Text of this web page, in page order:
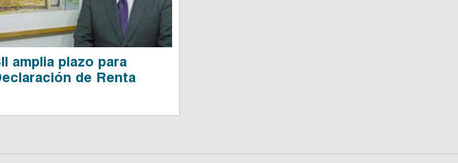
amplia plazo para
de Renta